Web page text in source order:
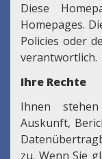
Diese
Homepages.
Policies oder
verantwortlich.
Ihre Rechte
Ihnen
Auskunft,
zu. Wenn Sie